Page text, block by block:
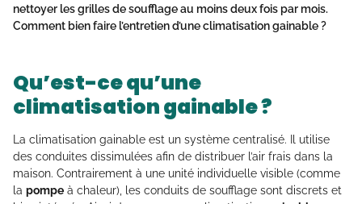
nettoyer les grilles de soufflage au moins deux fois par mois.
Comment bien faire l’entretiend’une climatisation gainable ?
Qu’est-ce qu’une
climatisation gainable ?
La climatisation gainable est un système centralisé. Il utilise
des conduites dissimulées afin de distribuer l’air frais dans la
maison. Contrairement à une unité individuelle visible (comme
la pompe à chaleur), les conduits de soufflage sont discrets et